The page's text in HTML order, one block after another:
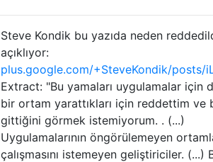
Steve Kondik bu yazıda neden
açıklıyor:
plus.google.com/+SteveKondik/posts/
Extract: "Bu yamaları uygulamalar için
bir ortam yarattıkları için reddettim ve
gittiğini görmek istemiyorum. . (...)
Uygulamalarının öngörülemeyen
çalışmasını istemeyen geliştiriciler. (...)